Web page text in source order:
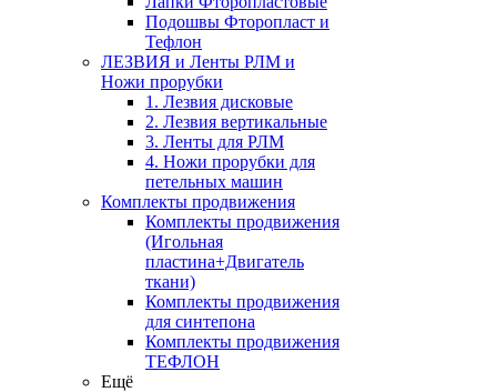
Подошвы Фторопласт и
Тефлон
ЛЕЗВИЯ и Ленты РЛМ и
Ножи прорубки
1. Лезвия дисковые
2. Лезвия вертикальные
3. Ленты для РЛМ
4. Ножи прорубки для
петельных машин
Комплекты продвижения
Комплекты продвижения
(Игольная
пластина+Двигатель
ткани)
Комплекты продвижения
для синтепона
Комплекты продвижения
ТЕФЛОН
Ещё